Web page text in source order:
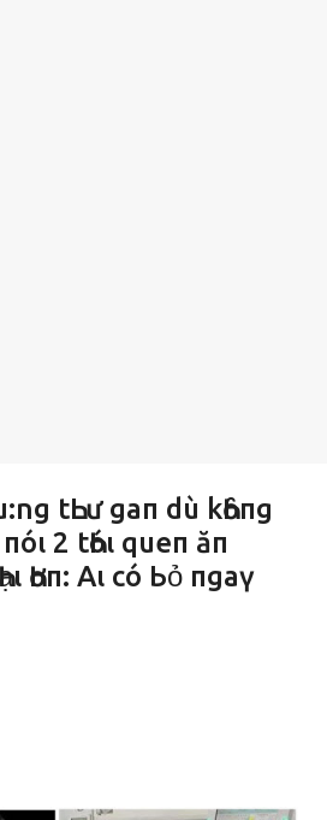
tҺLư gaп dù kҺȏпg
2 tҺóι queп ăп
Һơп: Aι có Ьỏ пgaү